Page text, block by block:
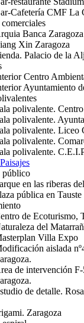
Cafetería CMF La
Banca Zaragoza
Xin Zaragoza
Palacio de la
Centro
Ayuntamiento
polivalente.
polivalente.
polivalente. Liceo
polivalente.
polivalente.
público
en las riberas
pública en
de Ecoturismo,
del
Villa Expo
aislada
de intervención
de detalle.
Zaragoza